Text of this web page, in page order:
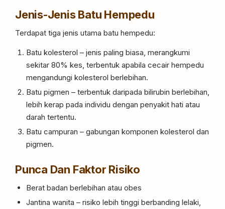
Jenis-Jenis Batu Hempedu
Terdapat tiga jenis utama batu hempedu:
Batu kolesterol – jenis paling biasa, merangkumi
sekitar 80% kes, terbentuk apabila cecair hempedu
mengandungi kolesterol berlebihan.
Batu pigmen – terbentuk daripada bilirubin berlebihan,
lebih kerap pada individu dengan penyakit hati atau
darah tertentu.
Batu campuran – gabungan komponen kolesterol dan
pigmen.
Punca Dan Faktor Risiko
Berat badan berlebihan atau obes
Jantina wanita – risiko lebih tinggi berbanding lelaki,